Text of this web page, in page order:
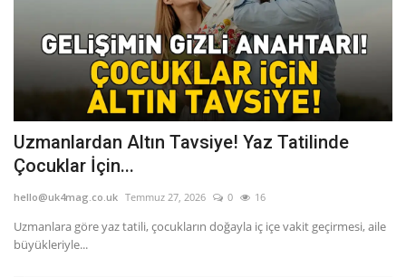
Uzmanlardan Altın Tavsiye! Yaz Tatilinde
Çocuklar İçin...
hello@uk4mag.co.uk Temmuz 27, 2026 0 16
Uzmanlara göre yaz tatili, çocukların doğayla iç içe vakit geçirmesi, aile
büyükleriyle...